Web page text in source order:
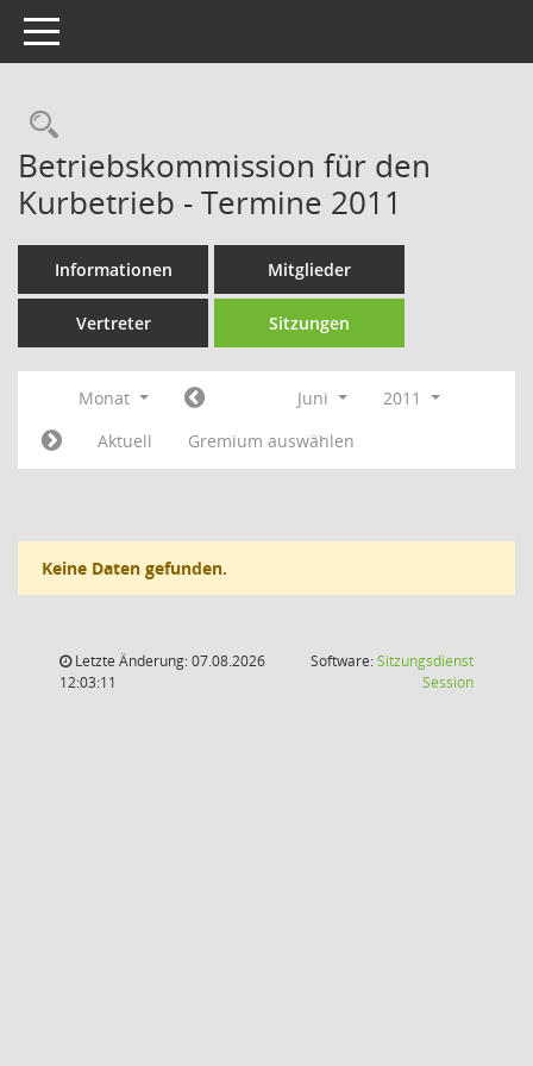
Toggle navigation
Rechercheauswahl
Betriebskommission für den
Kurbetrieb - Termine 2011
Informationen Mitglieder
Vertreter Sitzungen
Monat Juni
2011
Aktuell
Gremium auswählen
Keine Daten gefunden.
Letzte Änderung: 07.08.2026
12:03:11
Software:Sitzungsdienst
Session(Wird in